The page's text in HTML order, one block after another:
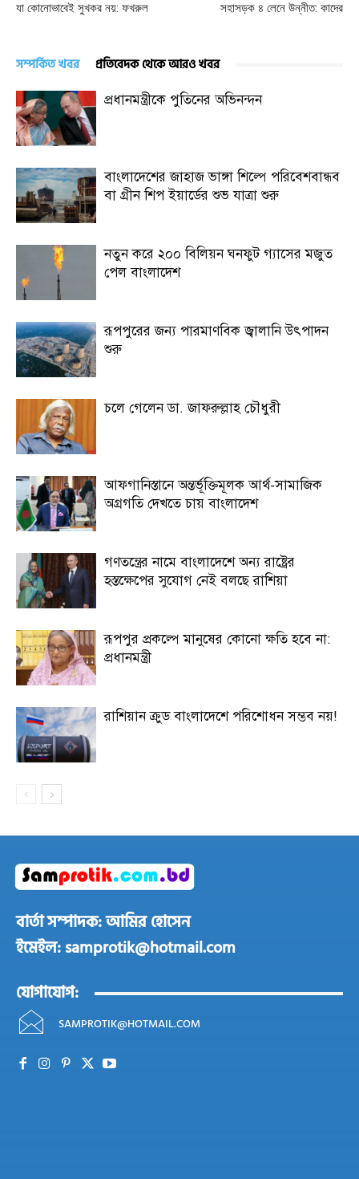
যা কোনোভাবেই সুখকর নয়: ফখরুল
সহাসড়ক ৪ লেনে উন্নীত: কাদের
সম্পর্কিত খবর প্রতিবেদক থেকে আরও খবর
প্রধানমন্ত্রীকে পুতিনের অভিনন্দন
বাংলাদেশের জাহাজ ভাঙ্গা শিল্পে পরিবেশবান্ধব
বা গ্রীন শিপ ইয়ার্ডের শুভ যাত্রা শুরু
নতুন করে ২০০ বিলিয়ন ঘনফুট গ্যাসের মজুত
পেল বাংলাদেশ
রূপপুরের জন্য পারমাণবিক জ্বালানি উৎপাদন
শুরু
চলে গেলেন ডা. জাফরুল্লাহ চৌধুরী
আফগানিস্তানে অন্তর্ভূক্তিমূলক আর্থ-সামাজিক
অগ্রগতি দেখতে চায় বাংলাদেশ
গণতন্ত্রের নামে বাংলাদেশে অন্য রাষ্ট্রের
হস্তক্ষেপের সুযোগ নেই বলছে রাশিয়া
রূপপুর প্রকল্পে মানুষের কোনো ক্ষতি হবে না:
প্রধানমন্ত্রী
রাশিয়ান ক্রুড বাংলাদেশে পরিশোধন সম্ভব নয়!
বার্তা সম্পাদক: আমির হোসেন
ইমেইল: samprotik@hotmail.com
যোগাযোগ:
SAMPROTIK@HOTMAIL.COM